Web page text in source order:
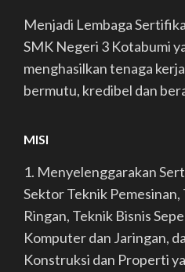
Menjadi Lembaga
SMK Negeri 3 Kotabumi
menghasilkan tenaga
bermutu, kredibel dan
MISI
1. Menyelenggarakan
Sektor Teknik
Ringan, Teknik Bisnis
Komputer dan Jaringan,
Konstruksi dan Properti